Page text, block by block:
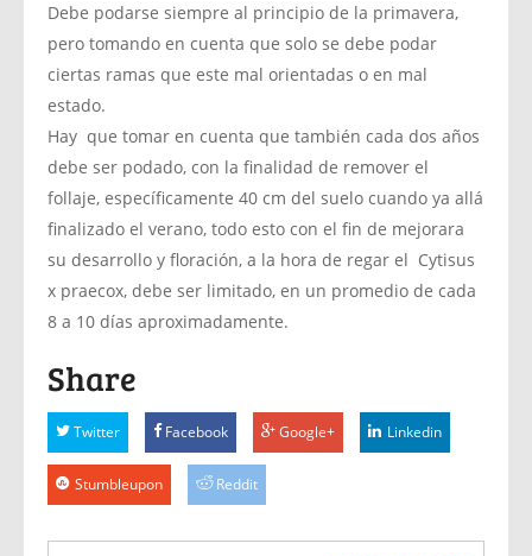
Debe podarse siempre al principio de la primavera,
pero tomando en cuenta que solo se debe podar
ciertas ramas que este mal orientadas o en mal
estado.
Hay que tomar en cuenta que también cada dos años
debe ser podado, con la finalidad de remover el
follaje, específicamente 40 cm del suelo cuando ya allá
finalizado el verano, todo esto con el fin de mejorara
su desarrollo y floración, a la hora de regar el Cytisus
x praecox, debe ser limitado, en un promedio de cada
8 a 10 días aproximadamente.
Share
Twitter Facebook Google+ Linkedin
Stumbleupon Reddit